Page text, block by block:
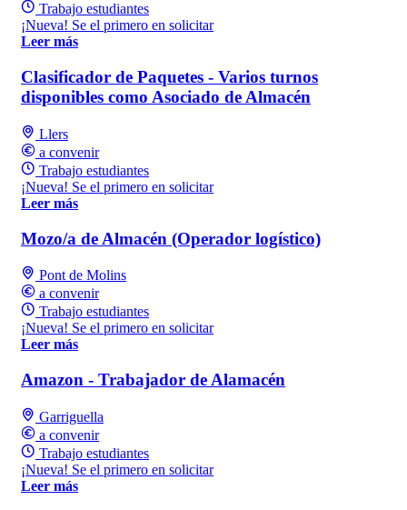
Trabajo estudiantes
¡Nueva! Se el primero en solicitar
Leer más
Clasificador de Paquetes - Varios turnos
disponibles como Asociado de Almacén
Llers
a convenir
Trabajo estudiantes
¡Nueva! Se el primero en solicitar
Leer más
Mozo/a de Almacén (Operador logístico)
Pont de Molins
a convenir
Trabajo estudiantes
¡Nueva! Se el primero en solicitar
Leer más
Amazon - Trabajador de Alamacén
Garriguella
a convenir
Trabajo estudiantes
¡Nueva! Se el primero en solicitar
Leer más